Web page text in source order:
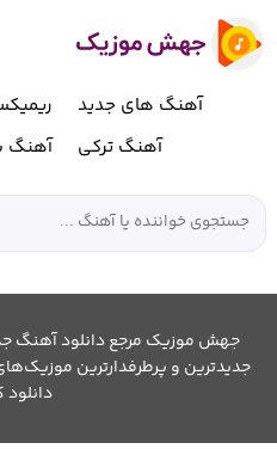
آهنگ های جدید
آهنگ ترکی
آهنگ
جهش موزیک مرجع دانلود آهنگ
جدیدترین و پرطرفدارترین
دانلود